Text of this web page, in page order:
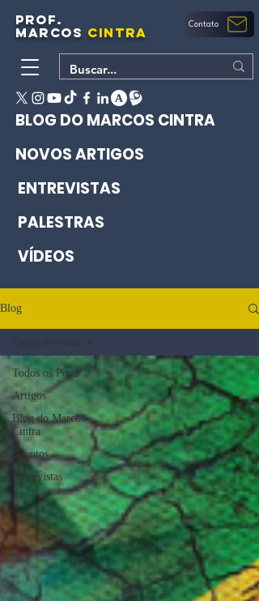
PROF.
MARCOS CINTRA Contato
BLOG DO MARCOS CINTRA
NOVOS ARTIGOS
ENTREVISTAS
PALESTRAS
VÍDEOS
Blog
Todos os Posts
Artigos
Blog do Marcos
Cintra
Eventos
Entrevistas
Todos os Posts